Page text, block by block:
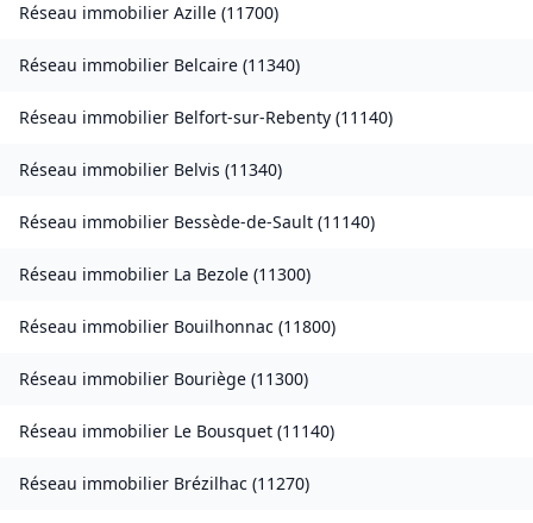
Réseau immobilier Azille (11700)
Réseau immobilier Belcaire (11340)
Réseau immobilier Belfort-sur-Rebenty (11140)
Réseau immobilier Belvis (11340)
Réseau immobilier Bessède-de-Sault (11140)
Réseau immobilier La Bezole (11300)
Réseau immobilier Bouilhonnac (11800)
Réseau immobilier Bouriège (11300)
Réseau immobilier Le Bousquet (11140)
Réseau immobilier Brézilhac (11270)